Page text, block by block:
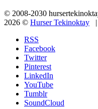
© 2008-2030
2026 © Hurser Tekinoktay
RSS
Facebook
Twitter
Pinterest
LinkedIn
YouTube
Tumblr
SoundCloud